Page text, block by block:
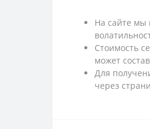
На сайте мы
Стоимость
может
Для
через